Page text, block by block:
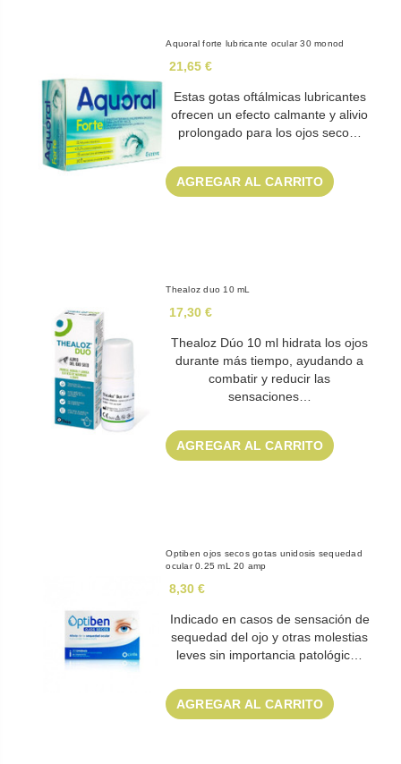
Aquoral forte lubricante ocular 30 monod
21,65 €
Estas gotas oftálmicas lubricantes
ofrecen un efecto calmante y alivio
prolongado para los ojos seco…
AGREGAR AL CARRITO
Thealoz duo 10 mL
17,30 €
Thealoz Dúo 10 ml hidrata los ojos
durante más tiempo, ayudando a
combatir y reducir las
sensaciones…
AGREGAR AL CARRITO
Optiben ojos secos gotas unidosis sequedad
ocular 0.25 mL 20 amp
8,30 €
Indicado en casos de sensación de
sequedad del ojo y otras molestias
leves sin importancia patológic…
AGREGAR AL CARRITO